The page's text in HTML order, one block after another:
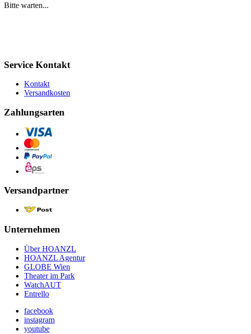
Bitte warten...
Service Kontakt
Kontakt
Versandkosten
Zahlungsarten
Versandpartner
Unternehmen
Über HOANZL
HOANZL Agentur
GLOBE Wien
Theater im Park
WatchAUT
Entrello
facebook
instagram
youtube